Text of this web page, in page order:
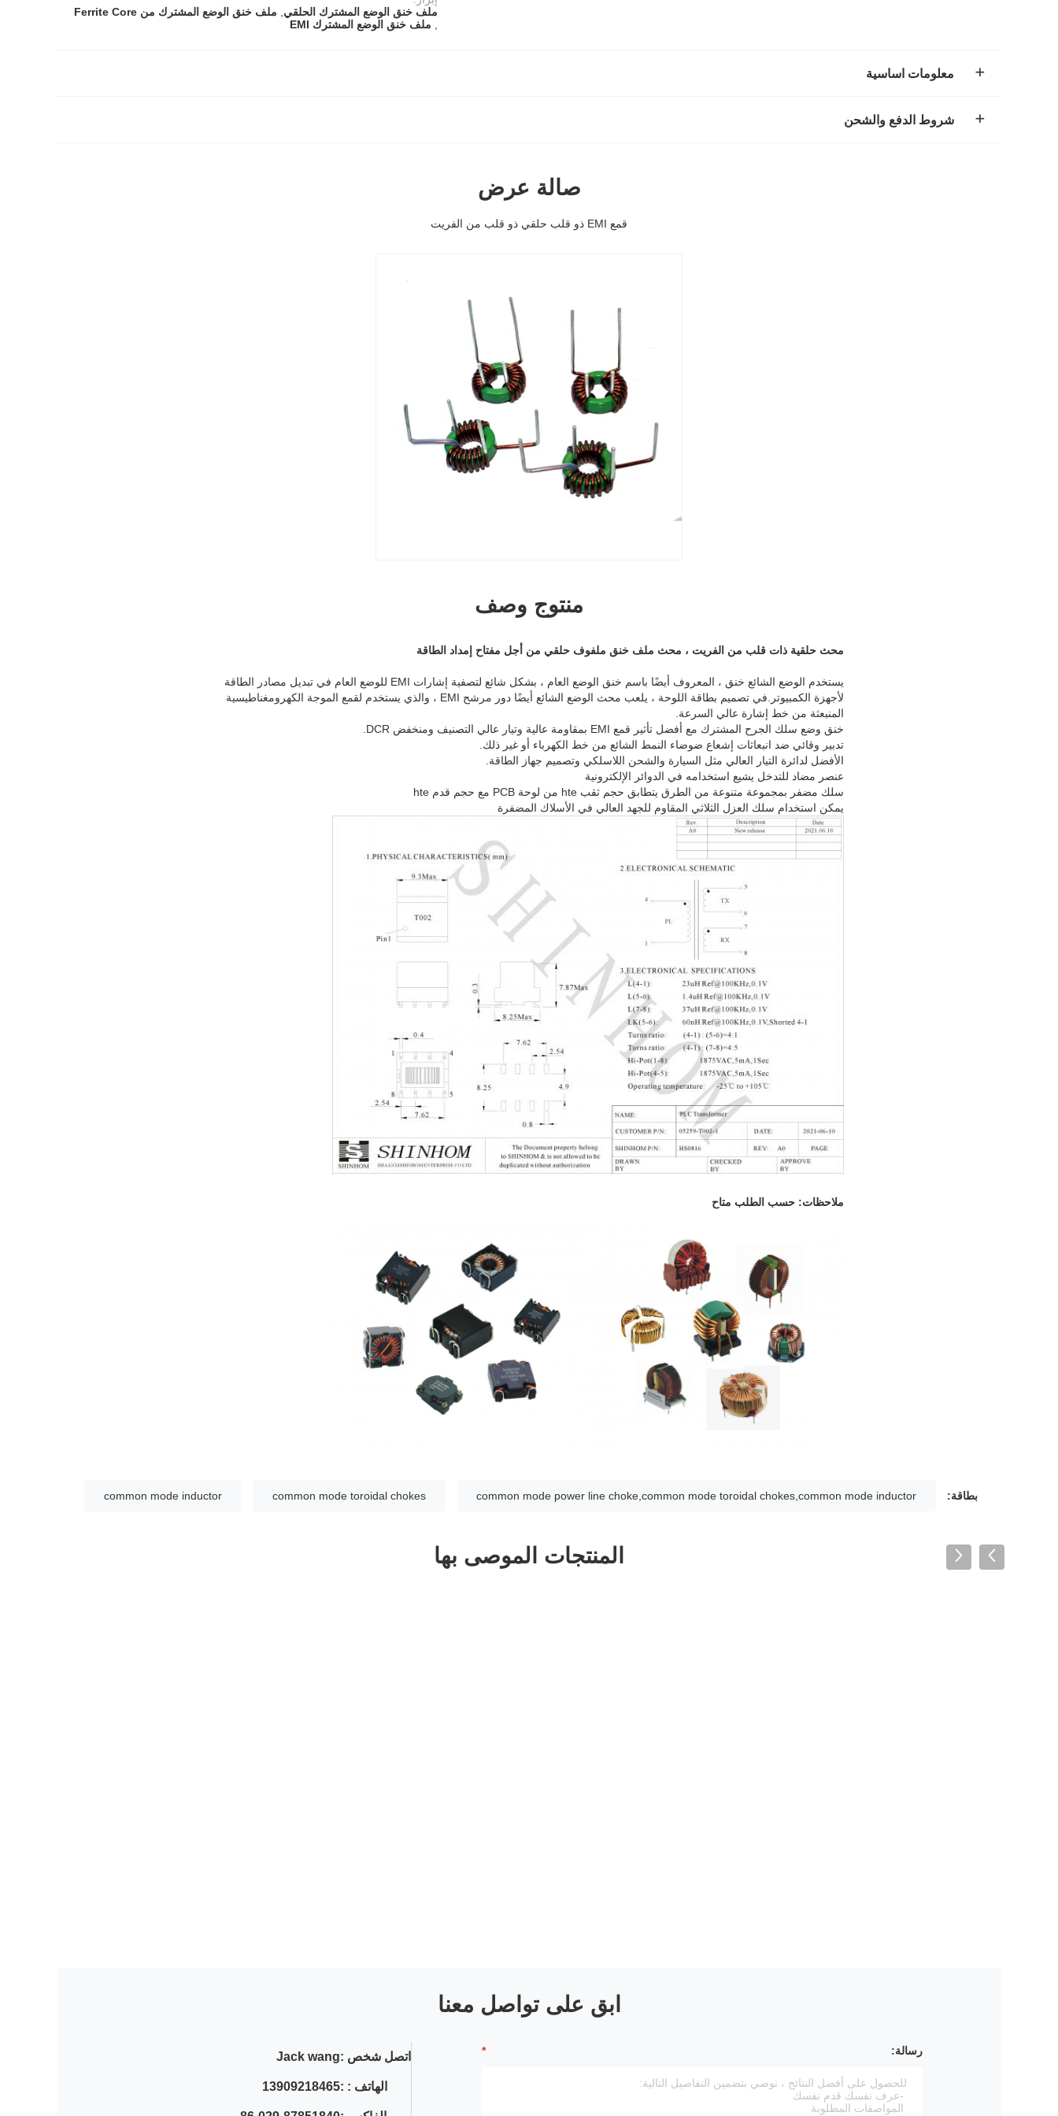
ملف خنق الوضع المشترك الحلقي
ملف خنق الوضع المشترك من Ferrite Core
ملف خنق الوضع المشترك EMI
معلومات اساسية
شروط الدفع والشحن
صالة عرض
قمع EMI ذو قلب حلقي ذو قلب من الفريت
منتوج وصف
محث حلقية ذات قلب من الفريت ، محث ملف خنق ملفوف حلقي من أجل مفتاح إمداد الطاقة
يستخدم الوضع الشائع خنق ، المعروف أيضًا باسم خنق الوضع العام ، بشكل شائع لتصفية إشارات EMI للوضع العام في تبديل مصادر الطاقة
لأجهزة الكمبيوتر.في تصميم بطاقة اللوحة ، يلعب محث الوضع الشائع أيضًا دور مرشح EMI ، والذي يستخدم لقمع الموجة الكهرومغناطيسية
المنبعثة من خط إشارة عالي السرعة.
خنق وضع سلك الجرح المشترك مع أفضل تأثير قمع EMI بمقاومة عالية وتيار عالي التصنيف ومنخفض DCR.
تدبير وقائي ضد انبعاثات إشعاع ضوضاء النمط الشائع من خط الكهرباء أو غير ذلك.
الأفضل لدائرة التيار العالي مثل السيارة والشحن اللاسلكي وتصميم جهاز الطاقة.
عنصر مضاد للتدخل يشيع استخدامه في الدوائر الإلكترونية
سلك مضفر بمجموعة متنوعة من الطرق يتطابق حجم ثقب hte من لوحة PCB مع حجم قدم hte
يمكن استخدام سلك العزل الثلاثي المقاوم للجهد العالي في الأسلاك المضفرة
ملاحظات: حسب الطلب متاح
بطاقة: common mode power line choke,common mode toroidal chokes,common mode inductor
common mode toroidal chokes
common mode inductor
المنتجات الموصى بها
ابق على تواصل معنا
اتصل شخص :Jack wang
الهاتف : :13909218465
رسالة: